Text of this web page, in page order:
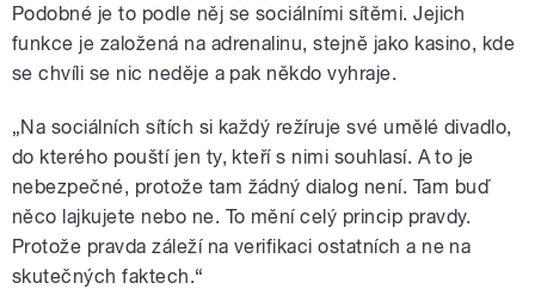
Podobné je to podle něj se sociálními sítěmi. Jejich
funkce je založená na adrenalinu, stejně jako kasino, kde
se chvíli se nic neděje a pak někdo vyhraje.
„Na sociálních sítích si každý režíruje své umělé divadlo,
do kterého pouští jen ty, kteří s nimi souhlasí. A to je
nebezpečné, protože tam žádný dialog není. Tam buď
něco lajkujete nebo ne. To mění celý princip pravdy.
Protože pravda záleží na verifikaci ostatních a ne na
skutečných faktech.“